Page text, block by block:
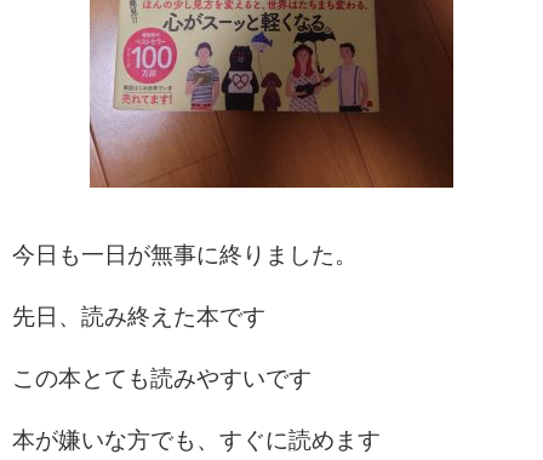
今日も一日が無事に終りました。
先日、読み終えた本です
この本とても読みやすいです
本が嫌いな方でも、すぐに読めます